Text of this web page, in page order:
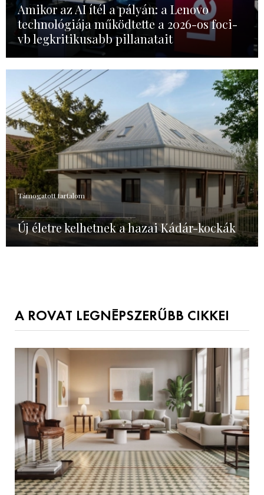
Amikor az AI ítél a pályán: a Lenovo
technológiája működtette a 2026-os foci-
vb legkritikusabb pillanatait
Támogatott tartalom
Új életre kelhetnek a hazai Kádár-kockák
A ROVAT LEGNÉPSZERŰBB CIKKEI